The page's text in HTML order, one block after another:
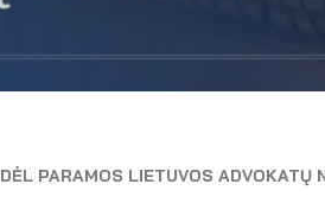
DĖL PARAMOS LIETUVOS ADVOKATŲ